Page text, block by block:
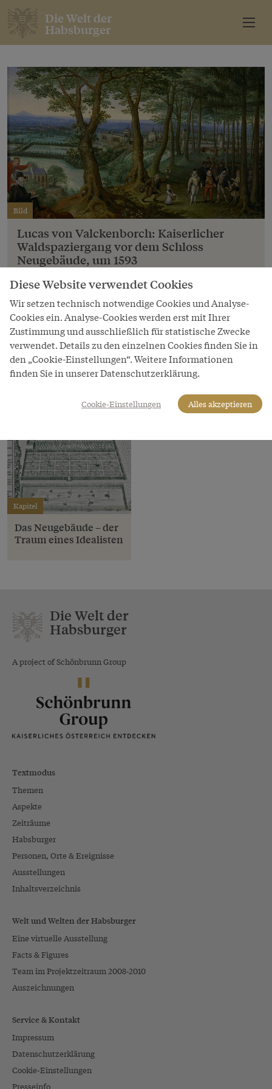
Die Welt der
Habsburger
Bild
Lucas von Valckenborch: Kaiserlicher
Waldspaziergang vor dem Schloss
Neugebäude, um 1593
Copyright
LeihgeberIn
Kunsthistorisches Museum Wien
Kapitel
Das Neugebäude – der
Traum eines Idealisten
Die Welt der
Habsburger
A project of Schönbrunn Group
Textmodus
Themen
Aspekte
Zeiträume
Habsburger
Personen, Orte & Ereignisse
Ausstellungen
Inhaltsverzeichnis
Welt und Welten der Habsburger
Eine virtuelle Ausstellung
Facts & Figures
Team im Projektzeitraum 2008-2010
Auszeichnungen
Service & Kontakt
Impressum
Datenschutzerklärung
Cookie-Einstellungen
Presseinfo
Diese Website verwendet Cookies
Wir setzen technisch notwendige Cookies und Analyse-
Cookies ein. Analyse-Cookies werden erst mit Ihrer
Zustimmung und ausschließlich für statistische Zwecke
verwendet. Details zu den einzelnen Cookies finden Sie in
den „Cookie-Einstellungen“. Weitere Informationen
finden Sie in unserer Datenschutzerklärung.
Cookie-Einstellungen Alles akzeptieren